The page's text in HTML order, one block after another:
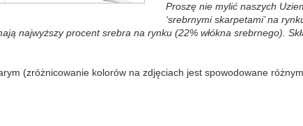
Proszę nie mylić naszych
‘srebrnymi skarpetami’ na
najwyższy procent srebra na rynku (22% włókna srebrnego).
(zróżnicowanie kolorów na zdjęciach jest spowodowane